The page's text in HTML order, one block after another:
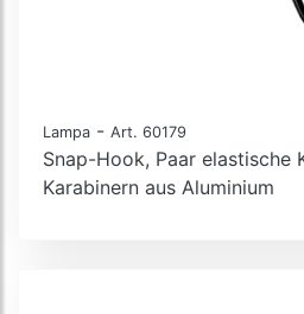
Lampa - Art. 60179
Snap-Hook, Paar elastische
Karabinern aus Aluminium